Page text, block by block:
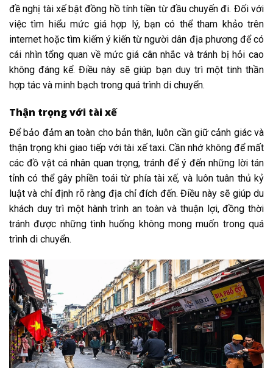
đề nghị tài xế bật đồng hồ tính tiền từ đầu chuyến đi. Đối với
việc tìm hiểu mức giá hợp lý, bạn có thể tham khảo trên
internet hoặc tìm kiếm ý kiến từ người dân địa phương để có
cái nhìn tổng quan về mức giá cân nhắc và tránh bị hỏi cao
không đáng kể. Điều này sẽ giúp bạn duy trì một tinh thần
hợp tác và minh bạch trong quá trình di chuyển.
Thận trọng với tài xế
Để bảo đảm an toàn cho bản thân, luôn cần giữ cảnh giác và
thận trọng khi giao tiếp với tài xế taxi. Cần nhớ không để mất
các đồ vật cá nhân quan trọng, tránh để ý đến những lời tán
tỉnh có thể gây phiền toái từ phía tài xế, và luôn tuân thủ kỷ
luật và chỉ định rõ ràng địa chỉ đích đến. Điều này sẽ giúp du
khách duy trì một hành trình an toàn và thuận lợi, đồng thời
tránh được những tình huống không mong muốn trong quá
trình di chuyển.